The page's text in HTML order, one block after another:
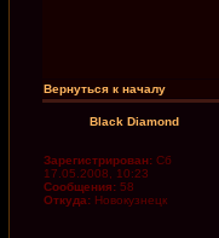
Вернуться к началу
Black Diamond
Зарегистрирован: Сб
17.05.2008, 10:23
Сообщения: 58
Откуда: Новокузнецк